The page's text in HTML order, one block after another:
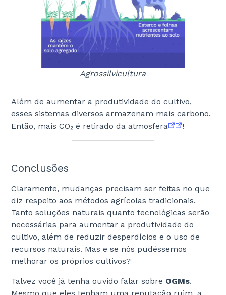
Agrossilvicultura
Além de aumentar a produtividade do cultivo,
esses sistemas diversos armazenam mais carbono.
Então, mais CO₂ é retirado da atmosfera
!
Conclusões
Claramente, mudanças precisam ser feitas no que
diz respeito aos métodos agrícolas tradicionais.
Tanto soluções naturais quanto tecnológicas serão
necessárias para aumentar a produtividade do
cultivo, além de reduzir desperdícios e o uso de
recursos naturais. Mas e se nós pudéssemos
melhorar os próprios cultivos?
Talvez você já tenha ouvido falar sobre OGMs.